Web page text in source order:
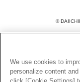
©
このサイトに掲載されてい
を問わず、著作権法の定める
とを禁じます。
楽曲及びコンテンツは、機
We use cookies to
personalize content